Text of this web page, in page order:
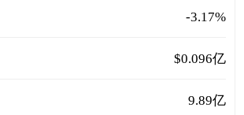
-3.17%
$0.096亿
9.89亿